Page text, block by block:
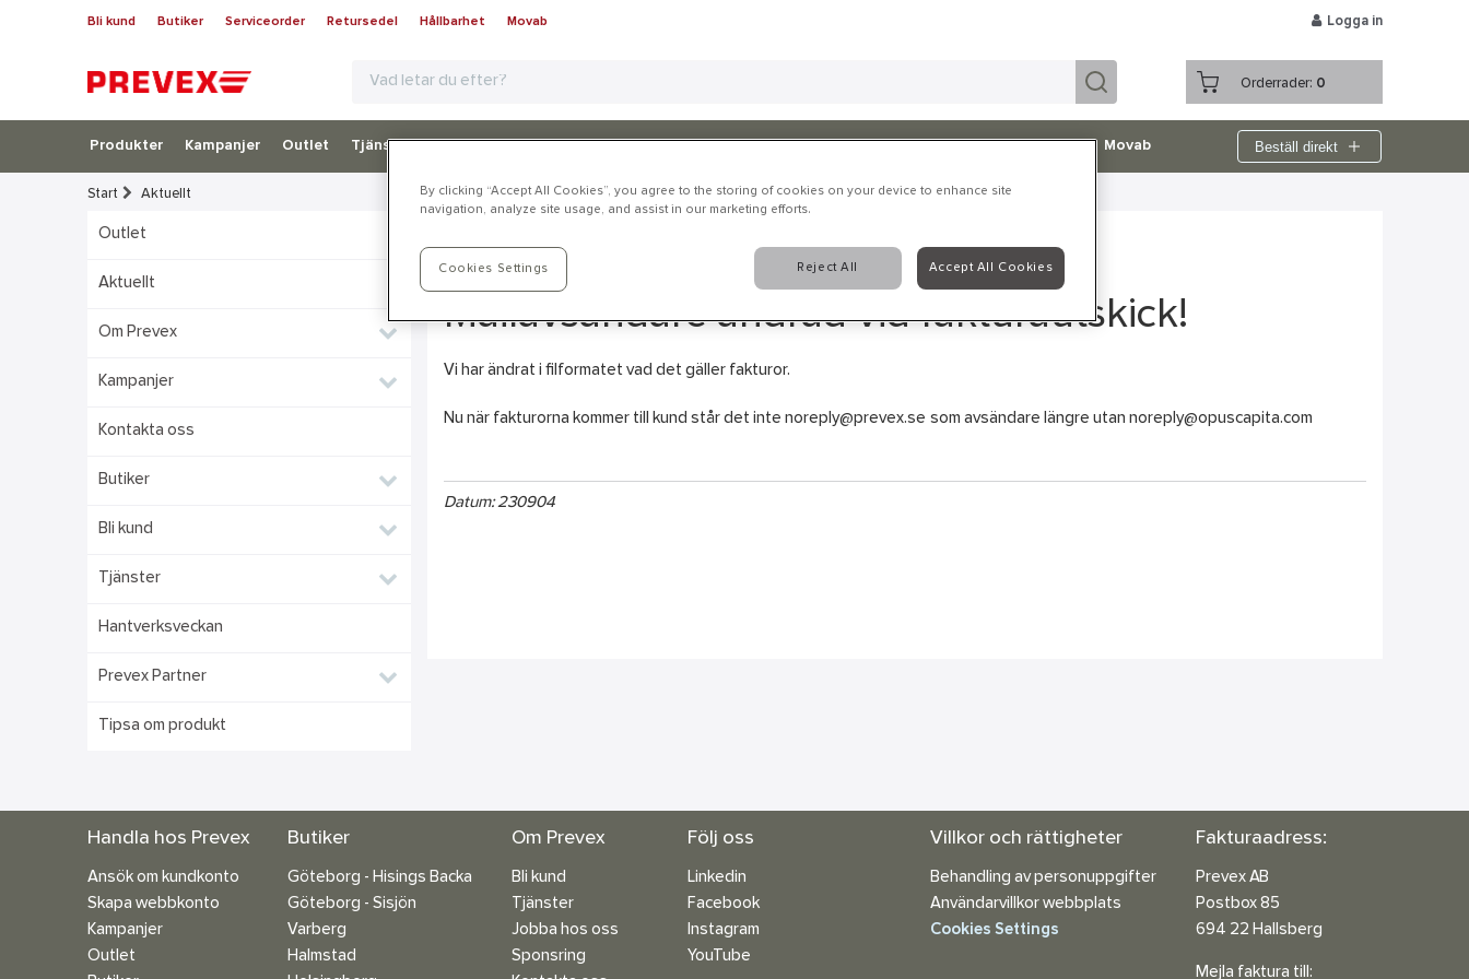
Bli kund Butiker Serviceorder Retursedel Hållbarhet Movab Logga in
Orderrader: 0
Produkter Kampanjer Outlet Tjänster Movab Beställ direkt
Start Aktuellt
Outlet
Aktuellt
Om Prevex
Kampanjer
Kontakta oss
Butiker
Bli kund
Tjänster
Hantverksveckan
Prevex Partner
Tipsa om produkt
Information
Mailavsändare ändrad vid fakturautskick!
Vi har ändrat i filformatet vad det gäller fakturor.
Nu när fakturorna kommer till kund står det inte noreply@prevex.se som avsändare längre utan noreply@opuscapita.com
Datum: 230904
Handla hos Prevex
Ansök om kundkonto
Skapa webbkonto
Kampanjer
Outlet
Butiker
Göteborg - Hisings Backa
Göteborg - Sisjön
Varberg
Halmstad
Om Prevex
Bli kund
Tjänster
Jobba hos oss
Sponsring
Följ oss
Linkedin
Facebook
Instagram
YouTube
Villkor och rättigheter
Behandling av personuppgifter
Användarvillkor webbplats
Cookies Settings
Fakturaadress:
Prevex AB
Postbox 85
694 22 Hallsberg
Mejla faktura till:
By clicking “Accept All Cookies”, you agree to the storing of cookies on your device to enhance site
navigation, analyze site usage, and assist in our marketing efforts.
Cookies Settings Reject All Accept All Cookies